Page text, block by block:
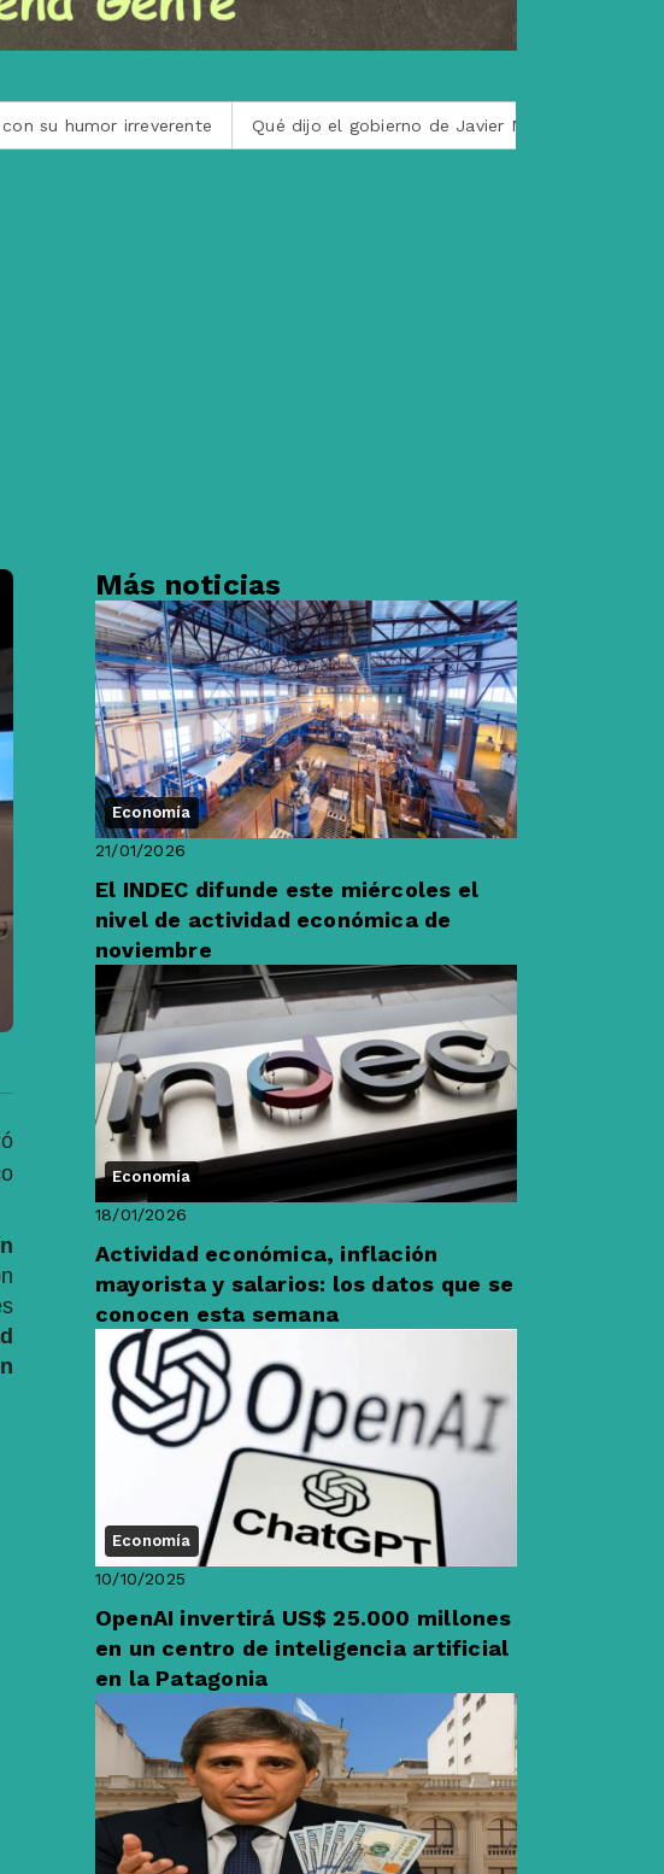
Qué dijo el gobierno de Javier Milei sobre la muerte de Luis
Más noticias
Economía
21/01/2026
El INDEC difunde este miércoles el
nivel de actividad económica de
noviembre
Economía
18/01/2026
Actividad económica, inflación
mayorista y salarios: los datos que se
conocen esta semana
Economía
10/10/2025
OpenAI invertirá US$ 25.000 millones
en un centro de inteligencia artificial
en la Patagonia